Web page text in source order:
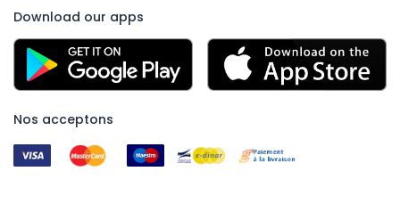
Download our apps
Nos acceptons